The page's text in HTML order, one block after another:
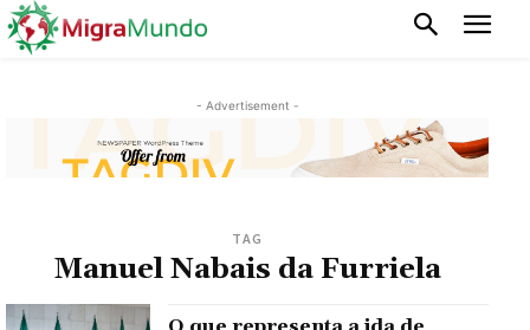
- Advertisement -
TAG
Manuel Nabais da Furriela